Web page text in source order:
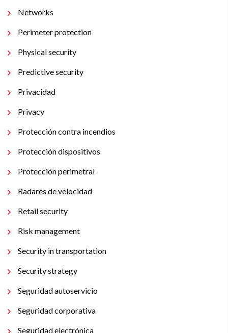
Networks
Perimeter protection
Physical security
Predictive security
Privacidad
Privacy
Protección contra incendios
Protección dispositivos
Protección perimetral
Radares de velocidad
Retail security
Risk management
Security in transportation
Security strategy
Seguridad autoservicio
Seguridad corporativa
Seguridad electrónica